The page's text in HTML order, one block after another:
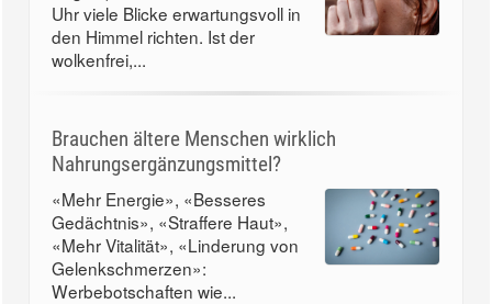
Uhr viele Blicke erwartungsvoll in
den Himmel richten. Ist der
wolkenfrei,...
Brauchen ältere Menschen wirklich
Nahrungsergänzungsmittel?
«Mehr Energie», «Besseres
Gedächtnis», «Straffere Haut»,
«Mehr Vitalität», «Linderung von
Gelenkschmerzen»:
Werbebotschaften wie...